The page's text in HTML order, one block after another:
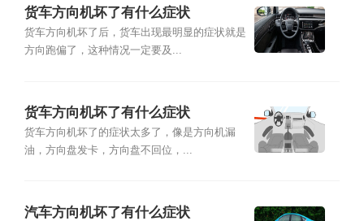
货车方向机坏了有什么症状
货车方向机坏了后，货车出现最明显的症状就是
方向跑偏了，这种情况一定要及...
货车方向机坏了有什么症状
货车方向机坏了的症状太多了，像是方向机漏
油，方向盘发卡，方向盘不回位，...
汽车方向机坏了有什么症状